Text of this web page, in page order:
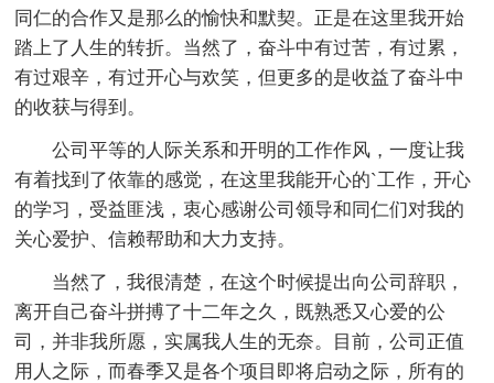
同仁的合作又是那么的愉快和默契。正是在这里我开始
踏上了人生的转折。当然了，奋斗中有过苦，有过累，
有过艰辛，有过开心与欢笑，但更多的是收益了奋斗中
的收获与得到。
公司平等的人际关系和开明的工作作风，一度让我
有着找到了依靠的感觉，在这里我能开心的`工作，开心
的学习，受益匪浅，衷心感谢公司领导和同仁们对我的
关心爱护、信赖帮助和大力支持。
当然了，我很清楚，在这个时候提出向公司辞职，
离开自己奋斗拼搏了十二年之久，既熟悉又心爱的公
司，并非我所愿，实属我人生的无奈。目前，公司正值
用人之际，而春季又是各个项目即将启动之际，所有的